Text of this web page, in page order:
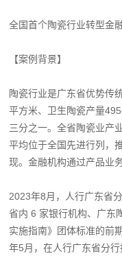
全国首个陶瓷行业转型金
【案例背景】
陶瓷行业是广东省优势传
平方米、卫生陶瓷产量
三分之一。全省陶瓷业产
平均位于全国先进行列，
现。金融机构通过产品业
2023年8月，人行广东省
省内 6 家银行机构、广东
实施指南》团体标准的前
年5月，在人行广东省分